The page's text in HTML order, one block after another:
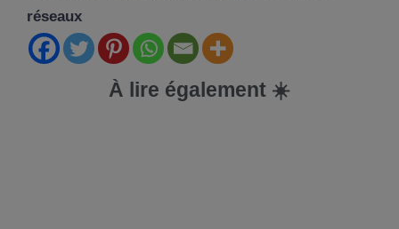
réseaux
À lire également ☀️